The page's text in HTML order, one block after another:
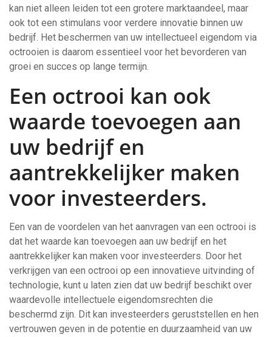
kan niet alleen leiden tot een grotere marktaandeel, maar
ook tot een stimulans voor verdere innovatie binnen uw
bedrijf. Het beschermen van uw intellectueel eigendom via
octrooien is daarom essentieel voor het bevorderen van
groei en succes op lange termijn.
Een octrooi kan ook
waarde toevoegen aan
uw bedrijf en
aantrekkelijker maken
voor investeerders.
Een van de voordelen van het aanvragen van een octrooi is
dat het waarde kan toevoegen aan uw bedrijf en het
aantrekkelijker kan maken voor investeerders. Door het
verkrijgen van een octrooi op een innovatieve uitvinding of
technologie, kunt u laten zien dat uw bedrijf beschikt over
waardevolle intellectuele eigendomsrechten die
beschermd zijn. Dit kan investeerders geruststellen en hen
vertrouwen geven in de potentie en duurzaamheid van uw